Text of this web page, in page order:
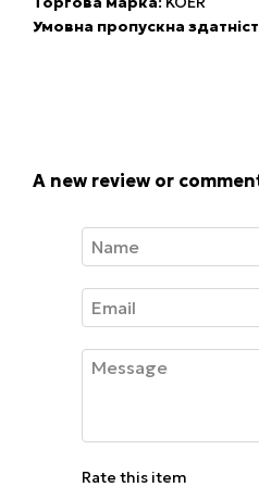
Умовна пропускна
A new review or
Rate this item